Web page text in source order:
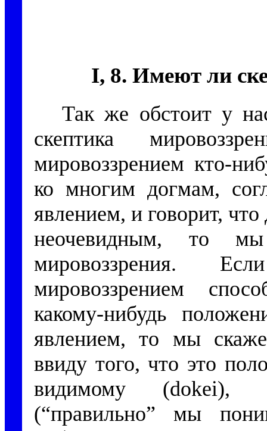
I, 8. Имеют ли
Так же обстоит у
скептика
мировоззрением кто-
ко многим догмам,
явлением, и говорит,
неочевидным, то
мировоззрения.
мировоззрением
какому-нибудь
явлением, то мы
ввиду того, что это
видимому (dokei),
(“правильно” мы